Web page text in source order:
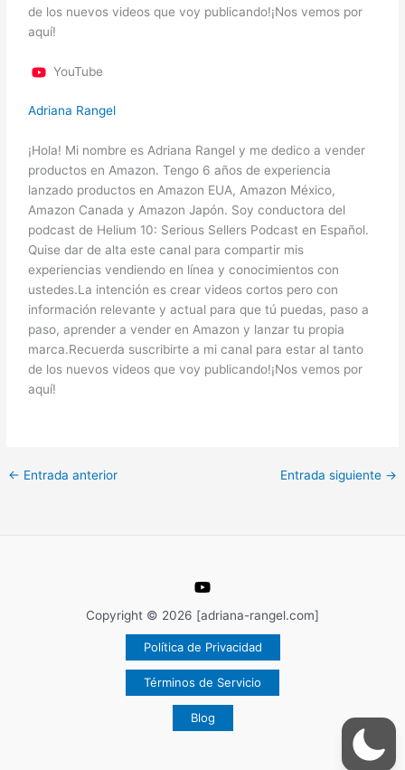
de los nuevos videos que voy publicando!¡Nos vemos por
aquí!
YouTube
Adriana Rangel
¡Hola! Mi nombre es Adriana Rangel y me dedico a vender
productos en Amazon. Tengo 6 años de experiencia
lanzado productos en Amazon EUA, Amazon México,
Amazon Canada y Amazon Japón. Soy conductora del
podcast de Helium 10: Serious Sellers Podcast en Español.
Quise dar de alta este canal para compartir mis
experiencias vendiendo en línea y conocimientos con
ustedes.La intención es crear videos cortos pero con
información relevante y actual para que tú puedas, paso a
paso, aprender a vender en Amazon y lanzar tu propia
marca.Recuerda suscribirte a mi canal para estar al tanto
de los nuevos videos que voy publicando!¡Nos vemos por
aquí!
← Entrada anterior Entrada siguiente →
Copyright © 2026 [adriana-rangel.com]
Política de Privacidad
Términos de Servicio
Blog